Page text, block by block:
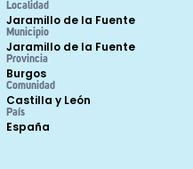
Localidad
Jaramillo de la Fuente
Municipio
Jaramillo de la Fuente
Provincia
Burgos
Comunidad
Castilla y León
País
España